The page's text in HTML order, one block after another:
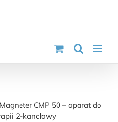
Magneter CMP 50 – aparat do
2-kanałowy